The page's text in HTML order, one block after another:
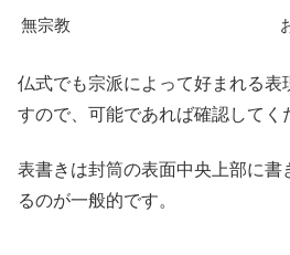
無宗教
仏式でも宗派によって好まれる表
すので、可能であれば確認してく
表書きは封筒の表面中央上部に書
るのが一般的です。